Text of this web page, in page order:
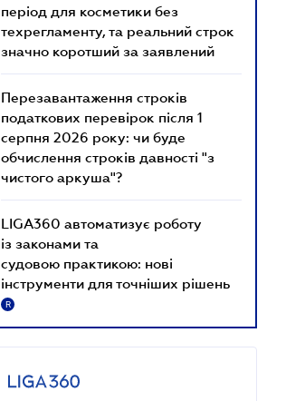
період для косметики без
техрегламенту, та реальний строк
значно коротший за заявлений
Перезавантаження строків
податкових перевірок після 1
серпня 2026 року: чи буде
обчислення строків давності "з
чистого аркуша"?
LIGA360 автоматизує роботу
із законами та
судовою практикою: нові
інструменти для точніших рішень
R